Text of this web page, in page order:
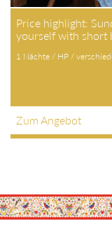
Price highlight:
yourself with short
Zum Angebot